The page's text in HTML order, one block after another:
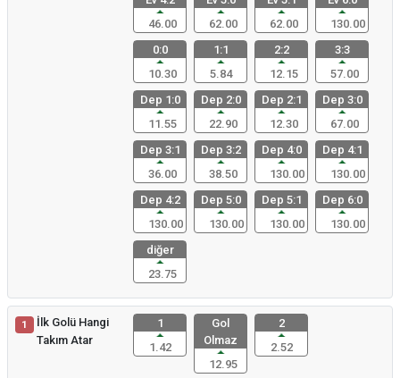
46.00
62.00
62.00
130.00
0:0
10.30
1:1
5.84
2:2
12.15
3:3
57.00
Dep 1:0
11.55
Dep 2:0
22.90
Dep 2:1
12.30
Dep 3:0
67.00
Dep 3:1
36.00
Dep 3:2
38.50
Dep 4:0
130.00
Dep 4:1
130.00
Dep 4:2
130.00
Dep 5:0
130.00
Dep 5:1
130.00
Dep 6:0
130.00
diğer
23.75
1
İlk Golü Hangi
Takım Atar
1
1.42
Gol
Olmaz
12.95
2
2.52